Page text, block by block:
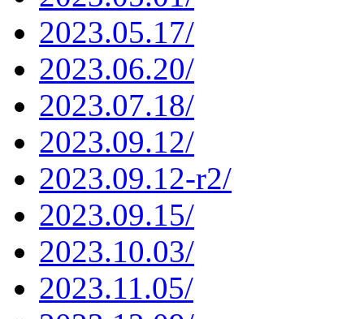
2023.05.17/
2023.06.20/
2023.07.18/
2023.09.12/
2023.09.12-r2/
2023.09.15/
2023.10.03/
2023.11.05/